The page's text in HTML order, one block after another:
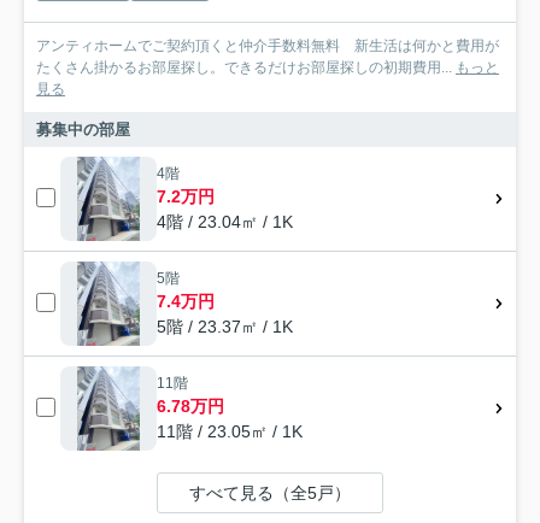
アンティホームでご契約頂くと仲介手数料無料 新生活は何かと費用が
たくさん掛かるお部屋探し。できるだけお部屋探しの初期費用... もっと
見る
募集中の部屋
4階
7.2万円
4階 / 23.04㎡ / 1K
5階
7.4万円
5階 / 23.37㎡ / 1K
11階
6.78万円
11階 / 23.05㎡ / 1K
すべて見る（全5戸）